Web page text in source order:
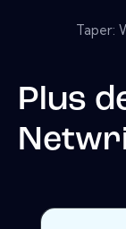
Taper:
Plus